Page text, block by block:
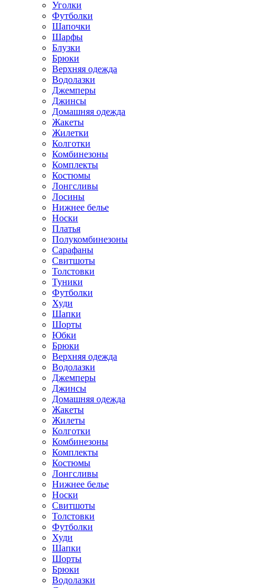
Уголки
Футболки
Шапочки
Шарфы
Блузки
Брюки
Верхняя одежда
Водолазки
Джемперы
Джинсы
Домашняя одежда
Жакеты
Жилетки
Колготки
Комбинезоны
Комплекты
Костюмы
Лонгсливы
Лосины
Нижнее белье
Носки
Платья
Полукомбинезоны
Сарафаны
Свитшоты
Толстовки
Туники
Футболки
Худи
Шапки
Шорты
Юбки
Брюки
Верхняя одежда
Водолазки
Джемперы
Джинсы
Домашняя одежда
Жакеты
Жилеты
Колготки
Комбинезоны
Комплекты
Костюмы
Лонгсливы
Нижнее белье
Носки
Свитшоты
Толстовки
Футболки
Худи
Шапки
Шорты
Брюки
Водолазки